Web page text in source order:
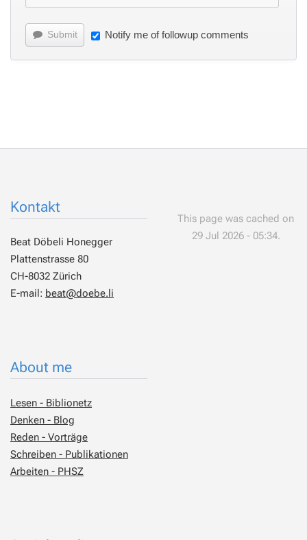
Submit Notify me of followup comments
Kontakt
Beat Döbeli Honegger
Plattenstrasse 80
CH-8032 Zürich
E-mail: beat@doebe.li
About me
Lesen - Biblionetz
Denken - Blog
Reden - Vorträge
Schreiben - Publikationen
Arbeiten - PHSZ
This page was cached on
29 Jul 2026 - 05:34.